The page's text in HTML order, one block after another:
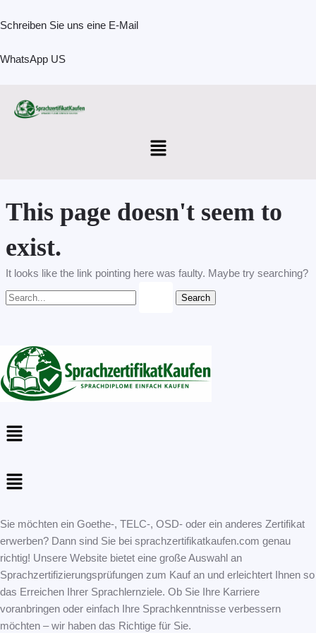
to
Schreiben Sie uns eine E-Mail
WhatsApp US
Menu
This page doesn't seem to
exist.
It looks like the link pointing here was faulty. Maybe try searching?
for:
Menu
Menu
Sie möchten ein Goethe-, TELC-, OSD- oder ein anderes Zertifikat
erwerben? Dann sind Sie bei sprachzertifikatkaufen.com genau
richtig! Unsere Website bietet eine große Auswahl an
Sprachzertifizierungsprüfungen zum Kauf an und erleichtert Ihnen so
das Erreichen Ihrer Sprachlernziele. Ob Sie Ihre Karriere
voranbringen oder einfach Ihre Sprachkenntnisse verbessern
möchten – wir haben das Richtige für Sie.